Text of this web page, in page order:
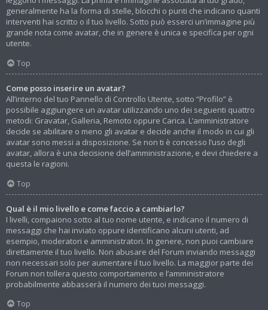
generalmente ha la forma di stelle, blocchi o punti che indicano quanti
interventi hai scritto o il tuo livello. Sotto può esserci un’immagine più
grande nota come avatar, che in genere è unica e specifica per ogni
utente.
Top
Come posso inserire un avatar?
All’interno del tuo Pannello di Controllo Utente, sotto “Profilo” è
possibile aggiungere un avatar utilizzando uno dei seguenti quattro
metodi: Gravatar, Galleria, Remoto oppure Carica. L’amministratore
decide se abilitare o meno gli avatar e decide anche il modo in cui gli
avatar sono messi a disposizione. Se non ti è concesso l’uso degli
avatar, allora è una decisione dell’amministrazione, e devi chiedere a
questa le ragioni.
Top
Qual è il mio livello e come faccio a cambiarlo?
I livelli, compaiono sotto al tuo nome utente, e indicano il numero di
messaggi che hai inviato oppure identificano alcuni utenti, ad
esempio, moderatori e amministratori. In genere, non puoi cambiare
direttamente il tuo livello. Non abusare del Forum inviando messaggi
non necessari solo per aumentare il tuo livello. La maggior parte dei
Forum non tollera questo comportamento e l’amministratore
probabilmente abbasserà il numero dei tuoi messaggi.
Top